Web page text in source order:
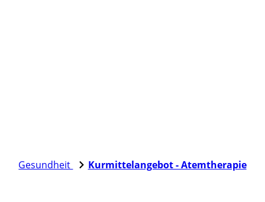
Gesundheit Kurmittelangebot - Atemtherapie